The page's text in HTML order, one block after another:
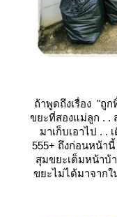
ถ้าพูดถึงเรื่อง "ถูก
ขยะที่สองแม่ลูก . .
มาเก็บเอาไป . .
555+ ถึงก่อนหน้า
สุมขยะเต็มหน้าบ้
ขยะไม่ได้มาจาก